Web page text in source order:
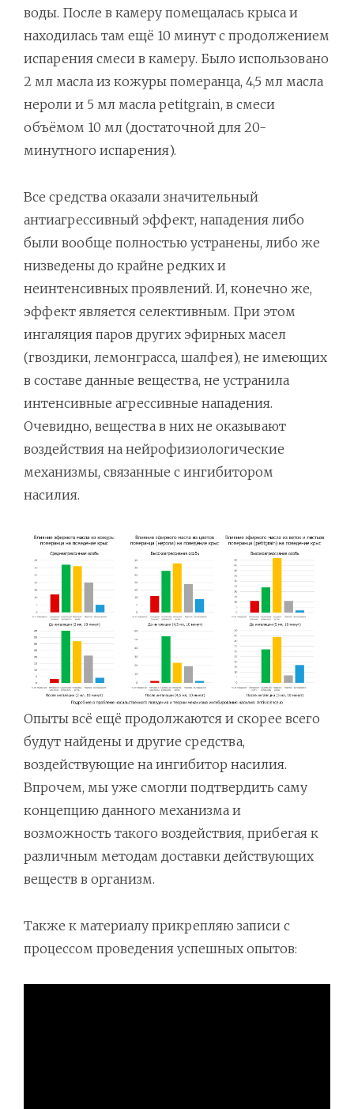
воды. После в камеру помещалась крыса и
находилась там ещё 10 минут с продолжением
испарения смеси в камеру. Было использовано
2 мл масла из кожуры померанца, 4,5 мл масла
нероли и 5 мл масла petitgrain, в смеси
объёмом 10 мл (достаточной для 20-
минутного испарения).
Все средства оказали значительный
антиагрессивный эффект, нападения либо
были вообще полностью устранены, либо же
низведены до крайне редких и
неинтенсивных проявлений. И, конечно же,
эффект является селективным. При этом
ингаляция паров других эфирных масел
(гвоздики, лемонграсса, шалфея), не имеющих
в составе данные вещества, не устранила
интенсивные агрессивные нападения.
Очевидно, вещества в них не оказывают
воздействия на нейрофизиологические
механизмы, связанные с ингибитором
насилия.
Опыты всё ещё продолжаются и скорее всего
будут найдены и другие средства,
воздействующие на ингибитор насилия.
Впрочем, мы уже смогли подтвердить саму
концепцию данного механизма и
возможность такого воздействия, прибегая к
различным методам доставки действующих
веществ в организм.
Также к материалу прикрепляю записи с
процессом проведения успешных опытов: